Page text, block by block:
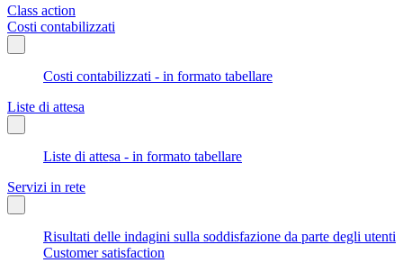
Class action
Costi contabilizzati
Costi contabilizzati - in formato tabellare
Liste di attesa
Liste di attesa - in formato tabellare
Servizi in rete
Risultati delle indagini sulla soddisfazione da parte degli utenti
Customer satisfaction